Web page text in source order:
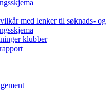
med lenker til søknads- og
klubber